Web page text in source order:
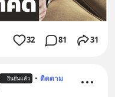
32 81 31
ยืนยันแล้ว • ติดตาม